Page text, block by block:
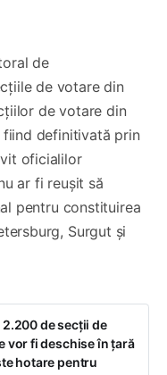
de
de votare din
de votare din
fiind definitivată prin
oficialilor
ar fi reușit să
pentru constituirea
Surgut și
2.200 de secții de
vor fi deschise în țară
hotare pentru